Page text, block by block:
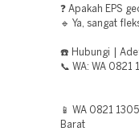
❓ Apakah EPS
🔹 Ya, sangat
☎️ Hubungi |
📞 WA: WA
📱 WA 0821
Barat